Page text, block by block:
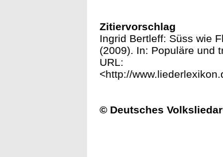
Zitiervorschlag
Ingrid Bertleff: Süss wie
(2009). In: Populäre und
URL:
<http://
© Deutsches